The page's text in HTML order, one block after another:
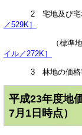
2 宅地及び宅
／529K］
（標準地と同
イル／272K］
3 林地の価格
平成23年度地
7月1日時点）